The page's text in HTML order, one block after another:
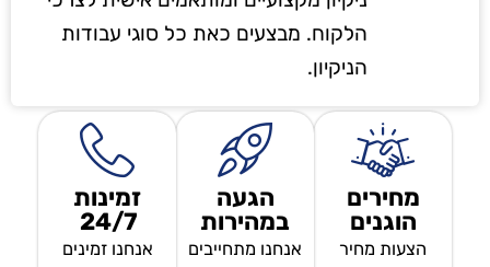
הלקוח. מבצעים כאת כל סוגי עבודות
הניקיון.
מחירים
הוגנים
הצעות מחיר
הגעה
במהירות
אנחנו מתחייבים
זמינות
24/7
אנחנו זמינים